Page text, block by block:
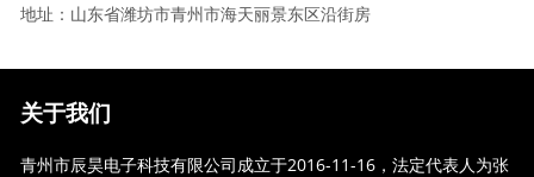
地址：山东省潍坊市青州市海天丽景东区沿街房
关于我们
青州市辰昊电子科技有限公司成立于2016-11-16，法定代表人为张